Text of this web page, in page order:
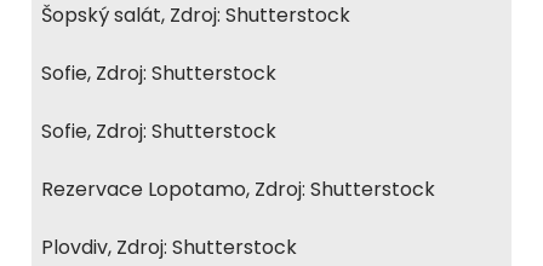
Šopský salát, Zdroj: Shutterstock
Sofie, Zdroj: Shutterstock
Sofie, Zdroj: Shutterstock
Rezervace Lopotamo, Zdroj: Shutterstock
Plovdiv, Zdroj: Shutterstock